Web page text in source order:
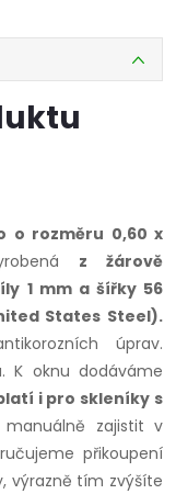
o rozměru 0,60 x
zžárově
1 mm a šířky 56
States Steel).
úprav.
K oknu dodáváme
i pro skleníky s
zajistit v
přikoupení
výrazně tím zvýšíte